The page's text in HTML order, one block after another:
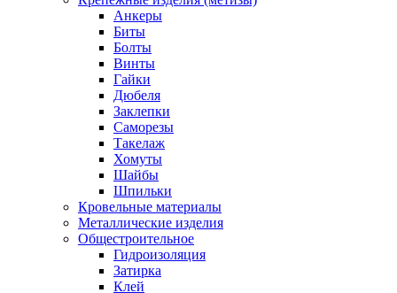
Анкеры
Биты
Болты
Винты
Гайки
Дюбеля
Заклепки
Саморезы
Такелаж
Хомуты
Шайбы
Шпильки
Кровельные материалы
Металлические изделия
Общестроительное
Гидроизоляция
Затирка
Клей